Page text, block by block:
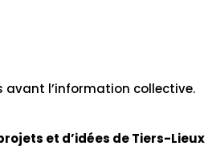
avant l’information collective.
et d’idées de Tiers-Lieux